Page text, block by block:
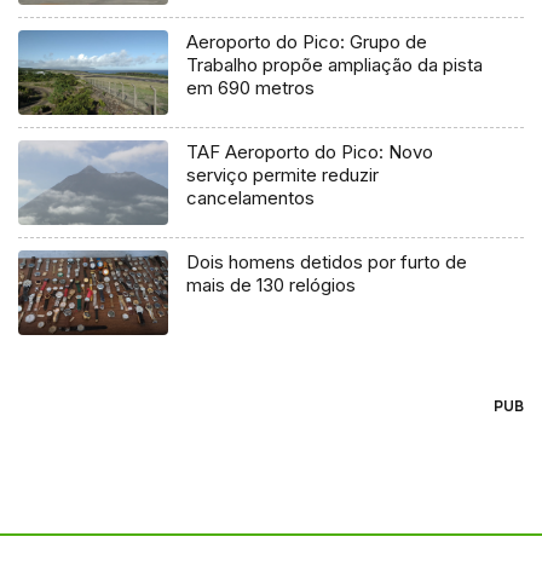
Aeroporto do Pico: Grupo de
Trabalho propõe ampliação da pista
em 690 metros
TAF Aeroporto do Pico: Novo
serviço permite reduzir
cancelamentos
Dois homens detidos por furto de
mais de 130 relógios
PUB